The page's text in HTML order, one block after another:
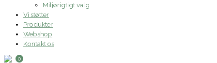
Miljørigtigt valg
Vi støtter
Produkter
Webshop
Kontakt os
0